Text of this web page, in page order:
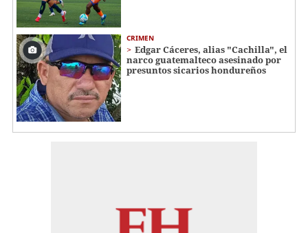
CRIMEN
Edgar Cáceres, alias "Cachilla", el
narco guatemalteco asesinado por
presuntos sicarios hondureños